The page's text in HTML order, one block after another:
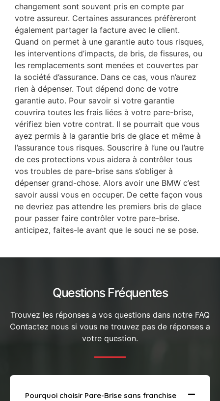
changement sont souvent pris en compte par
votre assureur. Certaines assurances préfèreront
également partager la facture avec le client.
Quand on permet à une garantie auto tous risques,
les interventions d’impacts, de bris, de fissures, ou
les remplacements sont menées et couvertes par
la société d’assurance. Dans ce cas, vous n’aurez
rien à dépenser. Tout dépend donc de votre
garantie auto. Pour savoir si votre garantie
couvrira toutes les frais liées à votre pare-brise,
vérifiez bien votre contrat. Il se pourrait que vous
ayez permis à la garantie bris de glace et même à
l’assurance tous risques. Souscrire à l’une ou l’autre
de ces protections vous aidera à contrôler tous
vos troubles de pare-brise sans s’obliger à
dépenser grand-chose. Alors avoir une BMW c’est
savoir aussi vous en occuper. De cette façon vous
ne devriez pas attendre les premiers bris de glace
pour passer faire contrôler votre pare-brise.
anticipez, faites-le avant que le souci ne se pose.
Questions Fréquentes
Trouvez les réponses a vos questions dans notre FAQ
Contactez nous si vous ne trouvez pas de réponses a
votre question.
Pourquoi choisir Pare-Brise sans franchise